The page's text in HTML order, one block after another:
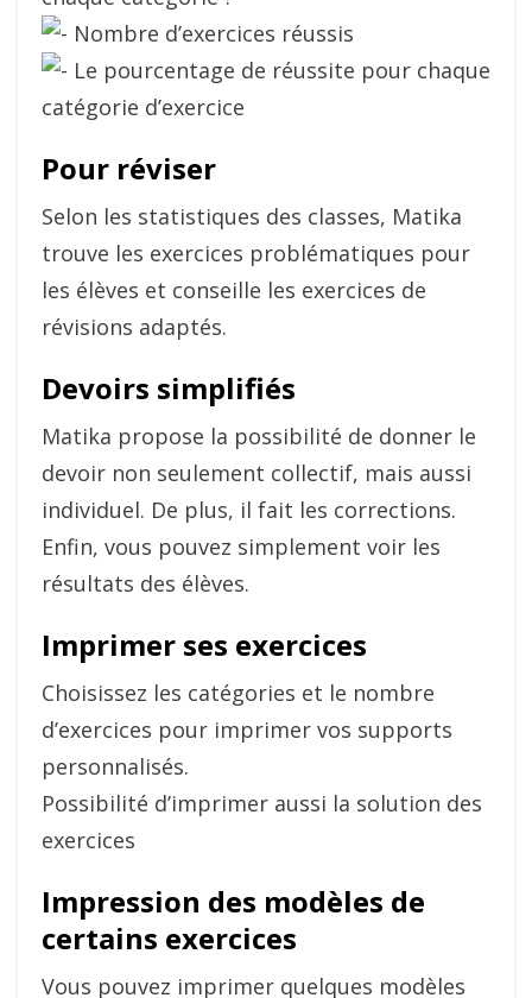
Nombre d’exercices réussis
Le pourcentage de réussite pour chaque
catégorie d’exercice
Pour réviser
Selon les statistiques des classes, Matika
trouve les exercices problématiques pour
les élèves et conseille les exercices de
révisions adaptés.
Devoirs simplifiés
Matika propose la possibilité de donner le
devoir non seulement collectif, mais aussi
individuel. De plus, il fait les corrections.
Enfin, vous pouvez simplement voir les
résultats des élèves.
Imprimer ses exercices
Choisissez les catégories et le nombre
d’exercices pour imprimer vos supports
personnalisés.
Possibilité d’imprimer aussi la solution des
exercices
Impression des modèles de
certains exercices
Vous pouvez imprimer quelques modèles